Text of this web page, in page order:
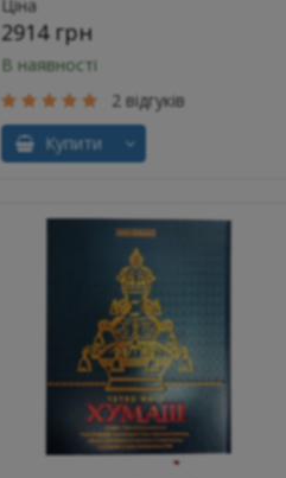
Ціна
2914 грн
В наявності
2 відгуків
Купити